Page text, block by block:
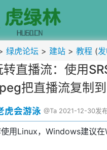
绿虎论坛 > 建站 > 教程 (
转直播流：使用
把直播流复制
虎会游泳 @Ta 2021-12-30发
用Linux，Windows建议在